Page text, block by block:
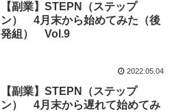
【副業】STEPN（ステップ
ン） 4月末から始めてみた（後
発組） Vol.9
2022.05.04
【副業】STEPN（ステップ
ン） 4月末から遅れて始めてみ